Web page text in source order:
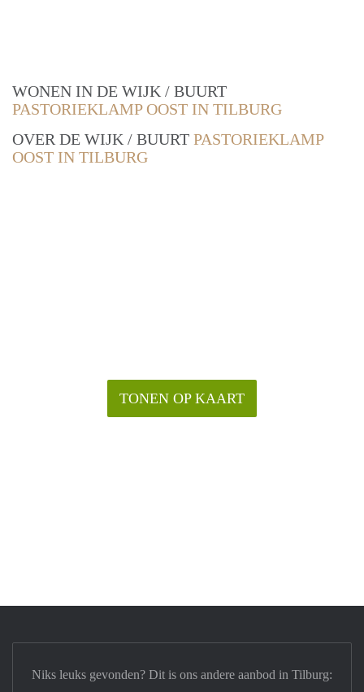
WONEN IN DE WIJK / BUURT
PASTORIEKLAMP OOST IN TILBURG
OVER DE WIJK / BUURT PASTORIEKLAMP
OOST IN TILBURG
TONEN OP KAART
Niks leuks gevonden? Dit is ons andere aanbod in Tilburg: